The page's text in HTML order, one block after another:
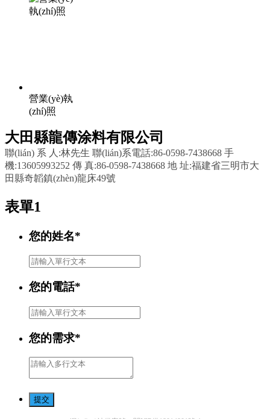
營業(yè)執
(zhí)照
大田縣龍傳涂料有限公司
聯(lián) 系 人:林先生 聯(lián)系電話:86-0598-7438668 手
機:13605993252 傳 真:86-0598-7438668 地 址:福建省三明市大
田縣奇韜鎮(zhèn)龍床49號
表單1
您的姓名*
您的電話*
您的需求*
提交